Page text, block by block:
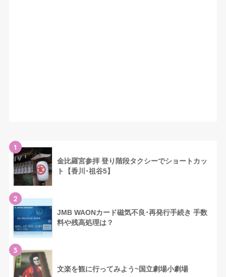
1
金比羅宮参拝 登り階段タクシーでショートカッ
ト【香川･祖谷5】
2
JMB WAONカード磁気不良･再発行手続き 手数
料や残高処理は？
3
文楽を観に行ってみよう~国立劇場小劇場